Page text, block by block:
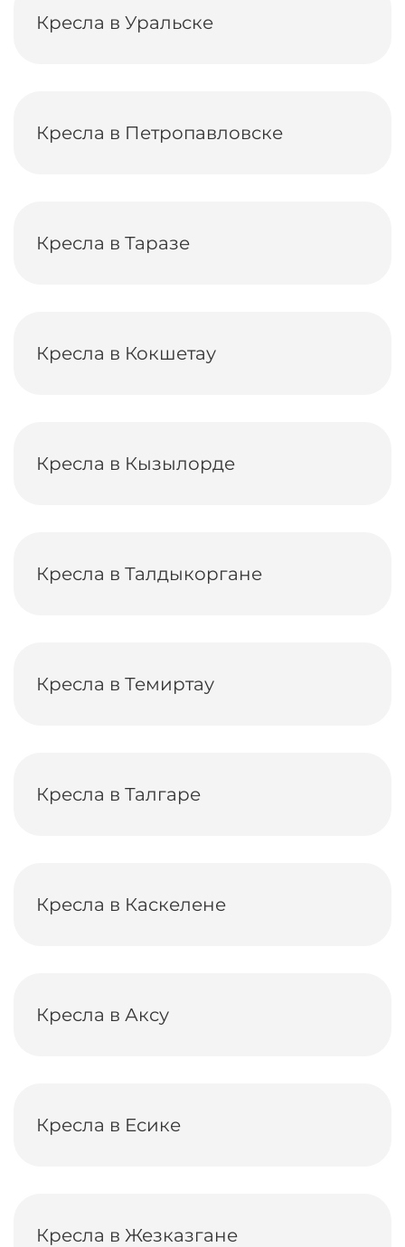
Кресла в Уральске
Кресла в Петропавловске
Кресла в Таразе
Кресла в Кокшетау
Кресла в Кызылорде
Кресла в Талдыкоргане
Кресла в Темиртау
Кресла в Талгаре
Кресла в Каскелене
Кресла в Аксу
Кресла в Есике
Кресла в Жезказгане